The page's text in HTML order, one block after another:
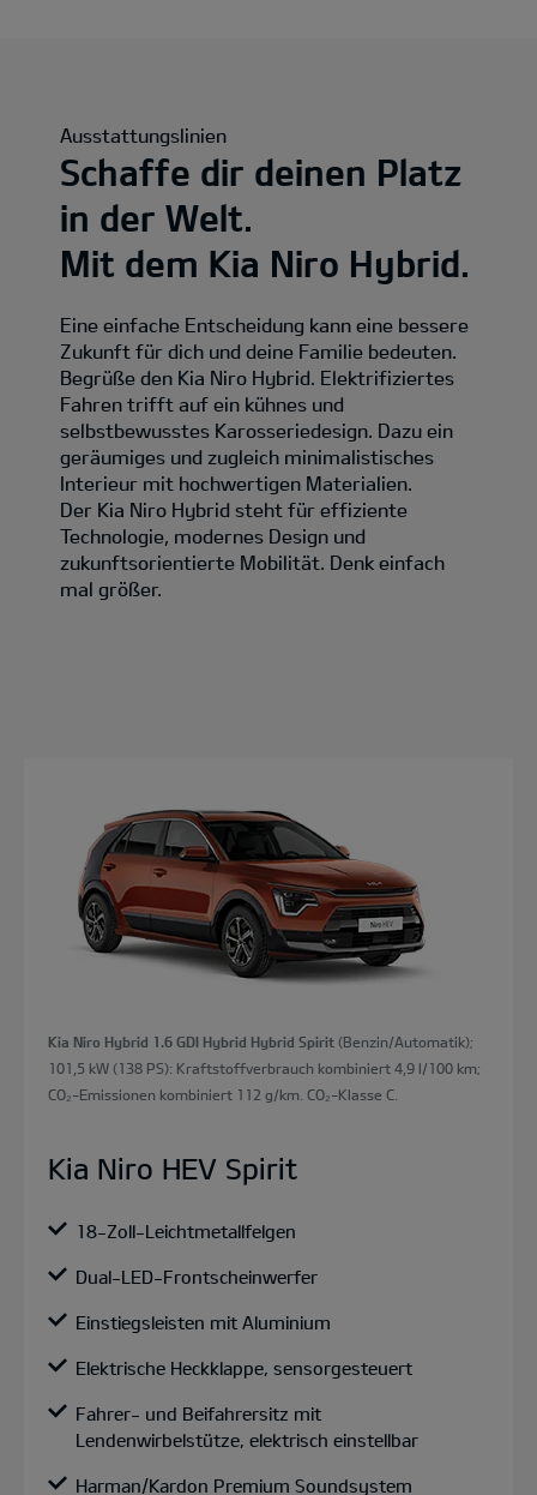
Ausstattungslinien
Schaffe dir deinen Platz
in der Welt.
Mit dem Kia Niro Hybrid.
Eine einfache Entscheidung kann eine bessere
Zukunft für dich und deine Familie bedeuten.
Begrüße den Kia Niro Hybrid. Elektrifiziertes
Fahren trifft auf ein kühnes und
selbstbewusstes Karosseriedesign. Dazu ein
geräumiges und zugleich minimalistisches
Interieur mit hochwertigen Materialien.
Der Kia Niro Hybrid steht für effiziente
Technologie, modernes Design und
zukunftsorientierte Mobilität. Denk einfach
mal größer.
Kia Niro Hybrid 1.6 GDI Hybrid Hybrid Spirit (Benzin/Automatik);
101,5 kW (138 PS): Kraftstoffverbrauch kombiniert 4,9 l/100 km;
CO₂-Emissionen kombiniert 112 g/km. CO₂-Klasse C.
Kia Niro HEV Spirit
18-Zoll-Leichtmetallfelgen
Dual-LED-Frontscheinwerfer
Einstiegsleisten mit Aluminium
Elektrische Heckklappe, sensorgesteuert
Fahrer- und Beifahrersitz mit
Lendenwirbelstütze, elektrisch einstellbar
Harman/Kardon Premium Soundsystem